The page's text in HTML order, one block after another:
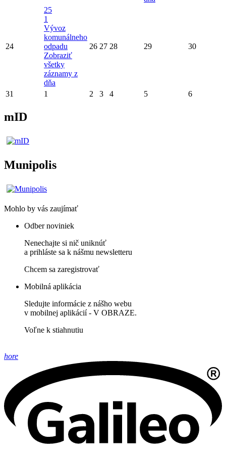
24
25
1
Vývoz
komunálneho
odpadu
Zobraziť
všetky
záznamy z
dňa
26 27 28 29 30
31 1 2 3 4 5 6
mID
Munipolis
Mohlo by vás zaujímať
Odber noviniek
Nenechajte si nič uniknúť
a prihláste sa k nášmu newsletteru
Chcem sa zaregistrovať
Mobilná aplikácia
Sledujte informácie z nášho webu
v mobilnej aplikácií - V OBRAZE.
Voľne k stiahnutiu
hore